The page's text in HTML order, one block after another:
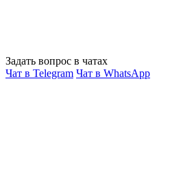
Задать вопрос в чатах
Чат в Telegram Чат в WhatsApp